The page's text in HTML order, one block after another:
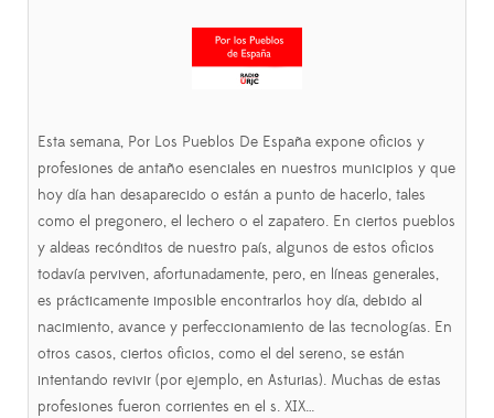
Esta semana, Por Los Pueblos De España expone oficios y
profesiones de antaño esenciales en nuestros municipios y que
hoy día han desaparecido o están a punto de hacerlo, tales
como el pregonero, el lechero o el zapatero. En ciertos pueblos
y aldeas recónditos de nuestro país, algunos de estos oficios
todavía perviven, afortunadamente, pero, en líneas generales,
es prácticamente imposible encontrarlos hoy día, debido al
nacimiento, avance y perfeccionamiento de las tecnologías. En
otros casos, ciertos oficios, como el del sereno, se están
intentando revivir (por ejemplo, en Asturias). Muchas de estas
profesiones fueron corrientes en el s. XIX…